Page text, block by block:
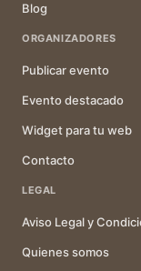
Blog
ORGANIZADORES
Publicar evento
Evento destacado
Widget para tu web
Contacto
LEGAL
Aviso Legal y
Quienes somos